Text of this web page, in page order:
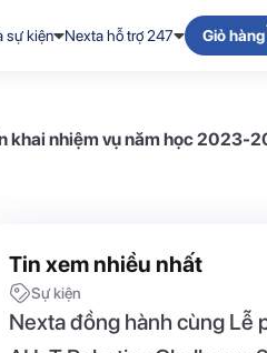
sự kiện Nexta hỗ trợ 247 Giỏ hàng
khai nhiệm vụ năm học 2023-
Tin xem nhiều nhất
Sự kiện
Nexta đồng hành cùng Lễ